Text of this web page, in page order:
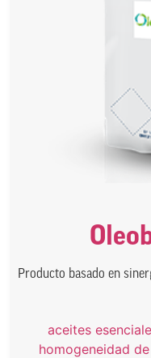
Producto basado en
aceites
homogeneidad